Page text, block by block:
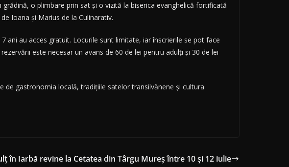
o plimbare prin sat și o vizită la biserica evanghelică fortificată
Ioana și Marius de la Culinarativ.
ani au acces gratuit. Locurile sunt limitate, iar înscrierile se pot face
este necesar un avans de 60 de lei pentru adulți și 30 de lei
de gastronomia locală, tradițiile satelor transilvănene și cultura
în Iarbă revine la Cetatea din Târgu Mureș între 10 și 12 iulie